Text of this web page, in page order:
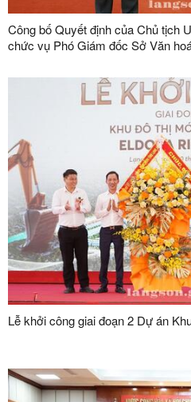
Công bố Quyết định của Chủ tịch
chức vụ Phó Giám đốc Sở Văn
Lễ khởi công giai đoạn 2 Dự án